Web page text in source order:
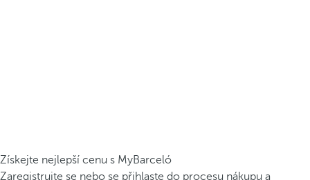
Získejte nejlepší cenu s MyBarceló
Zaregistrujte se nebo se přihlaste do procesu nákupu a